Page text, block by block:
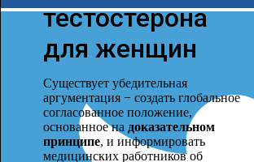
тестостерона
для женщин
Существует убедительная
аргументация − создать глобальное
согласованное положение,
основанное на доказательном
принципе, и информировать
медицинских работников об